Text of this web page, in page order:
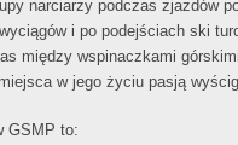
narciarzy podczas zjazdów
i po podejściach ski
między wspinaczkami
w jego życiu pasją
GSMP to: